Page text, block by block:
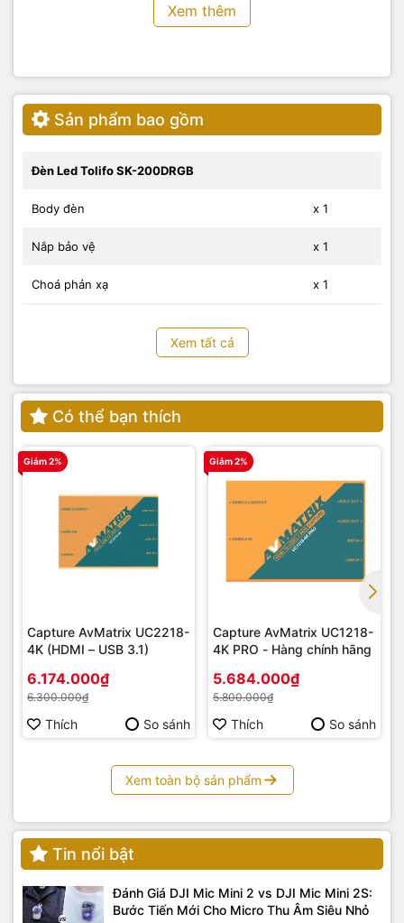
Ánh sáng đồng đều
Đầu ra liên tục của nguồn sáng đồng đều và ổn định, nhanh
sáng toàn cảnh.
Xem thêm
Sản phẩm bao gồm
Đèn Led Tolifo SK-200DRGB
Body đèn x 1
Nắp bảo vệ x 1
Choá phản xạ x 1
Arm gắn đèn chữ L x 1
Tay cầm đèn x 1
Vali đựng
Xem tất cả
Có thể bạn thích
Giảm 2%
Capture AvMatrix UC2218-
4K (HDMI – USB 3.1)
6.174.000₫
6.300.000₫
Thích So sánh
Giảm 2%
Capture AvMatrix UC1218-
4K PRO - Hàng chính hãng
5.684.000₫
5.800.000₫
Thích So sánh
Xem toàn bộ sản phẩm
Tin nổi bật
Đánh Giá DJI Mic Mini 2 vs DJI Mic Mini 2S:
Bước Tiến Mới Cho Micro Thu Âm Siêu Nhỏ